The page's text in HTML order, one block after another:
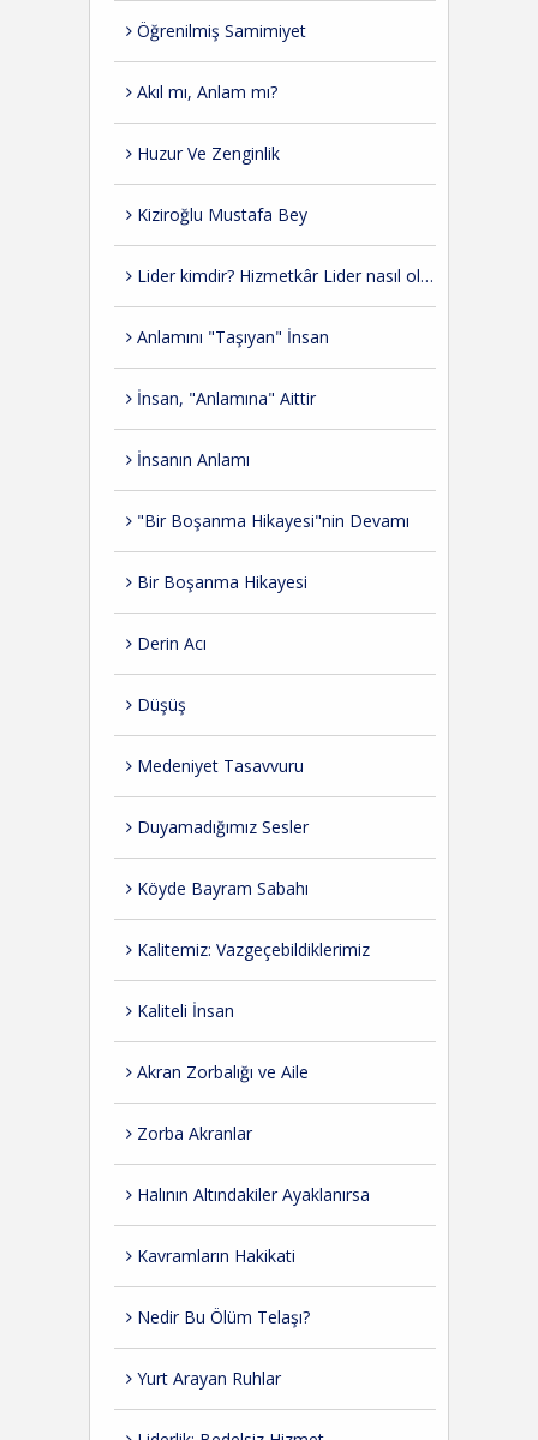
Öğrenilmiş Samimiyet
Akıl mı, Anlam mı?
Huzur Ve Zenginlik
Kiziroğlu Mustafa Bey
Lider kimdir? Hizmetkâr Lider nasıl olmalı?
Anlamını "Taşıyan" İnsan
İnsan, "Anlamına" Aittir
İnsanın Anlamı
"Bir Boşanma Hikayesi"nin Devamı
Bir Boşanma Hikayesi
Derin Acı
Düşüş
Medeniyet Tasavvuru
Duyamadığımız Sesler
Köyde Bayram Sabahı
Kalitemiz: Vazgeçebildiklerimiz
Kaliteli İnsan
Akran Zorbalığı ve Aile
Zorba Akranlar
Halının Altındakiler Ayaklanırsa
Kavramların Hakikati
Nedir Bu Ölüm Telaşı?
Yurt Arayan Ruhlar